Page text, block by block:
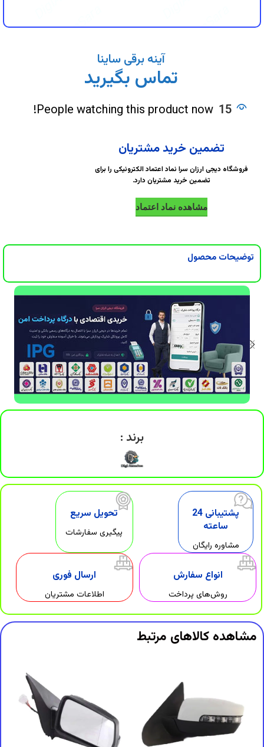
DigiArzanSara
DigiArzanSara
DigiArzanSara
DigiArzanSara
DigiArzanSara
DigiArzanSara
DigiArzanSara
DigiArzanSara
DigiArzanSara
DigiArzanSara
DigiArzanSara
DigiArzanSara
DigiArzanSara
DigiArzanSara
DigiArzanSara
DigiArzanSara
آینه برقی ساینا
تماس بگیرید
15
People watching this product now!
تضمین خرید مشتریان
فروشگاه دیجی ارزان سرا نماد اعتماد الکترونیکی را برای
تضمین خرید مشتریان دارد.
مشاهده نماد اعتماد
توضیحات محصول
برند :
پشتیبانی 24
ساعته
مشاوره رایگان
تحویل سریع
پیگیری سفارشات
انواع سفارش
روش‌های پرداخت
ارسال فوری
اطلاعات مشتریان
مشاهده کالاهای مرتبط